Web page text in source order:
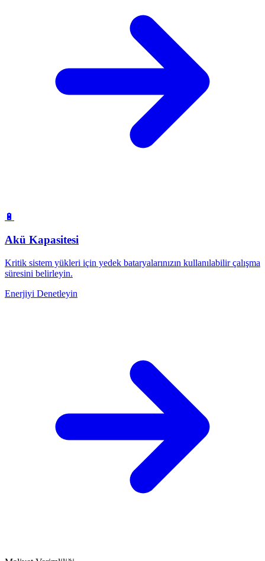
🔋
Akü Kapasitesi
Kritik sistem yükleri için yedek bataryalarınızın kullanılabilir çalışma
süresini belirleyin.
Enerjiyi Denetleyin